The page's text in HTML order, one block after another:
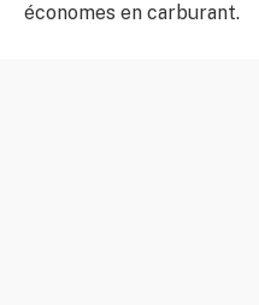
économes en carburant.